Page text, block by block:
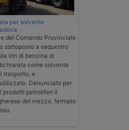
per solvente
del Comando Provinciale
sottoposto a sequestro
litri di benzina di
come solvente
trasporto, e
Denunciato per
prodotti petroliferi il
del mezzo, fermato